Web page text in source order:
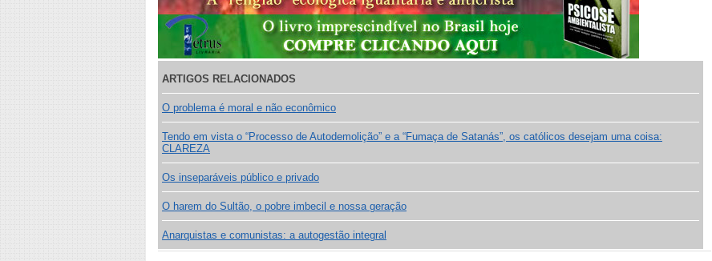
ARTIGOS RELACIONADOS
O problema é moral e não econômico
Tendo em vista o “Processo de Autodemolição” e a “Fumaça de Satanás”, os católicos desejam uma coisa:
CLAREZA
Os inseparáveis público e privado
O harem do Sultão, o pobre imbecil e nossa geração
Anarquistas e comunistas: a autogestão integral